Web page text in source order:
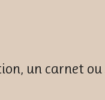
un carnet